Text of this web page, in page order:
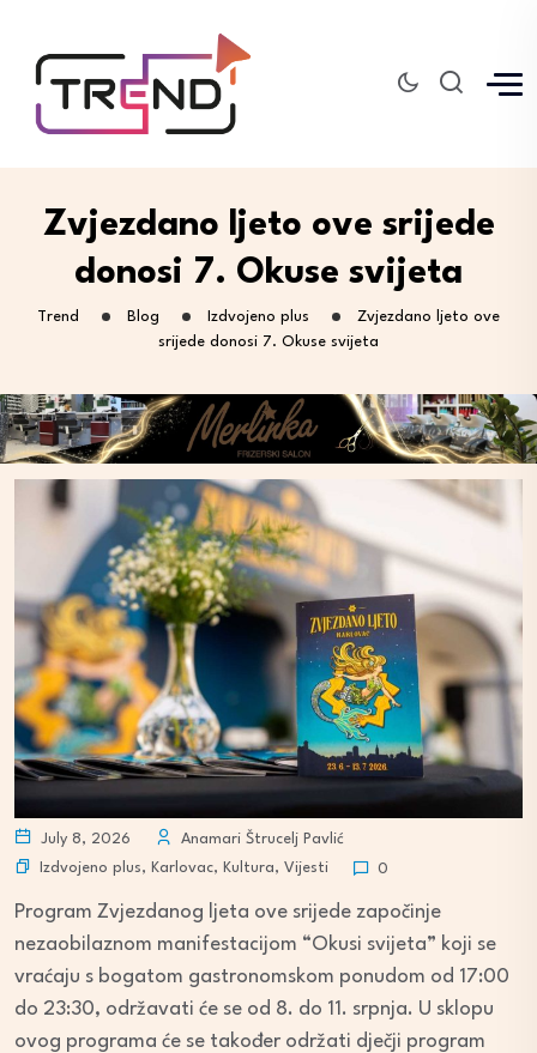
Zvjezdano ljeto ove srijede
donosi 7. Okuse svijeta
Trend Blog Izdvojeno plus
Zvjezdano ljeto ove
srijede donosi 7. Okuse svijeta
July 8, 2026
Anamari Štrucelj Pavlić
Izdvojeno plus, Karlovac, Kultura, Vijesti 0
Program Zvjezdanog ljeta ove srijede započinje
nezaobilaznom manifestacijom “Okusi svijeta” koji se
vraćaju s bogatom gastronomskom ponudom od 17:00
do 23:30, održavati će se od 8. do 11. srpnja. U sklopu
ovog programa će se također održati dječji program